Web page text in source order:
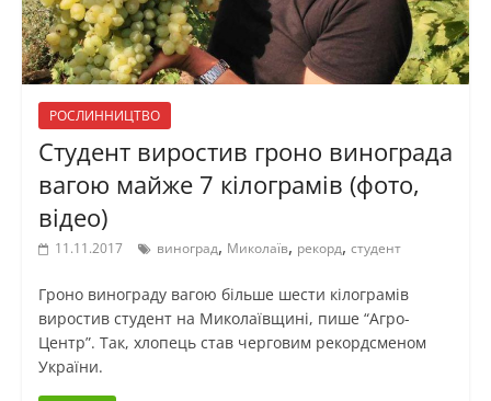
РОСЛИННИЦТВО
Студент виростив гроно винограда
вагою майже 7 кілограмів (фото,
відео)
11.11.2017 виноград, Миколаїв, рекорд, студент
Гроно винограду вагою більше шести кілограмів
виростив студент на Миколаївщині, пише “Агро-
Центр”. Так, хлопець став черговим рекордсменом
України.